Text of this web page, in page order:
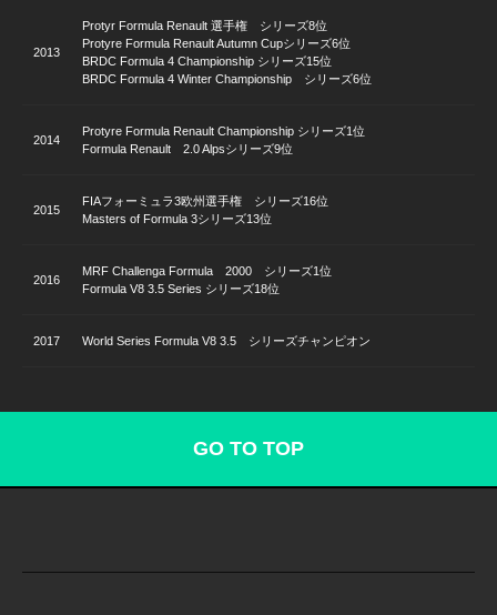
2013
Protyr Formula Renault 選手権 シリーズ8位
Protyre Formula Renault Autumn Cupシリーズ6位
BRDC Formula 4 Championship シリーズ15位
BRDC Formula 4 Winter Championship シリーズ6位
2014
Protyre Formula Renault Championship シリーズ1位
Formula Renault 2.0 Alpsシリーズ9位
2015
FIAフォーミュラ3欧州選手権 シリーズ16位
Masters of Formula 3シリーズ13位
2016
MRF Challenga Formula 2000 シリーズ1位
Formula V8 3.5 Series シリーズ18位
2017 World Series Formula V8 3.5 シリーズチャンピオン
GO TO TOP